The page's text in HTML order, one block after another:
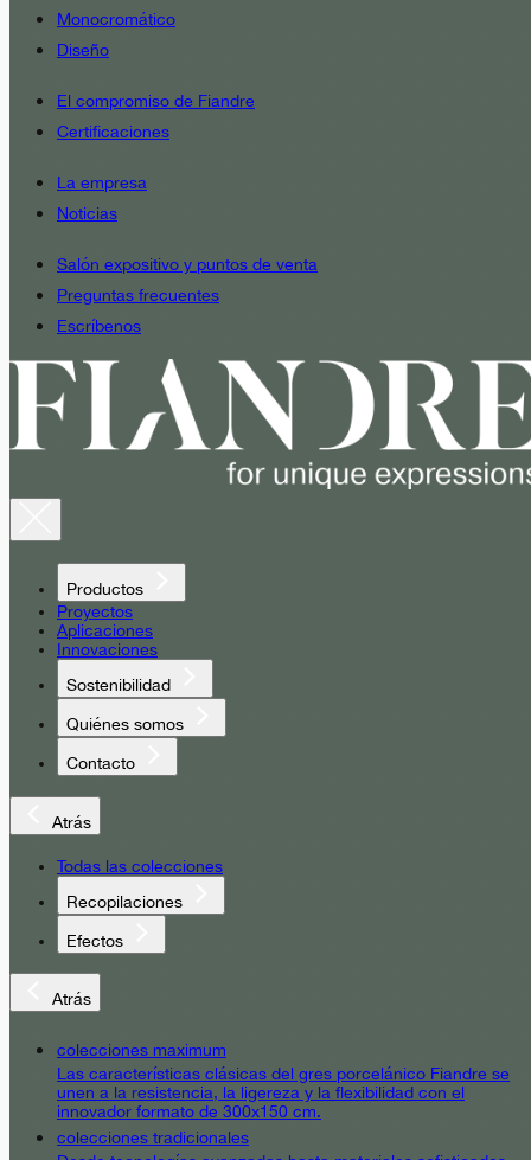
Monocromático
Diseño
El compromiso de Fiandre
Certificaciones
La empresa
Noticias
Salón expositivo y puntos de venta
Preguntas frecuentes
Escríbenos
Productos
Proyectos
Aplicaciones
Innovaciones
Sostenibilidad
Quiénes somos
Contacto
Atrás
Todas las colecciones
Recopilaciones
Efectos
Atrás
colecciones maximum
Las características clásicas del gres porcelánico Fiandre se
unen a la resistencia, la ligereza y la flexibilidad con el
innovador formato de 300x150 cm.
colecciones tradicionales